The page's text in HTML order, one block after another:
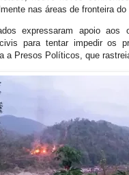
nas áreas de fronteira do
expressaram apoio aos
para tentar impedir os
a Presos Políticos, que